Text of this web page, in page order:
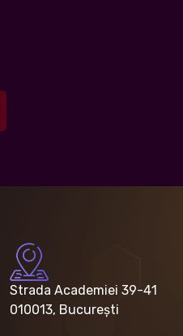
Strada Academiei 39-41
010013, București